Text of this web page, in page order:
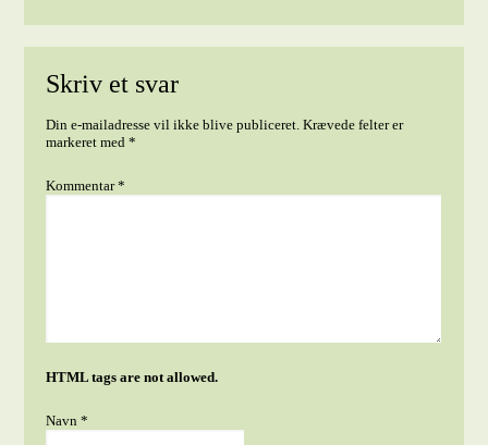
Skriv et svar
Din e-mailadresse vil ikke blive publiceret. Krævede felter er
markeret med*
Kommentar*
HTML tags are not allowed.
Navn*